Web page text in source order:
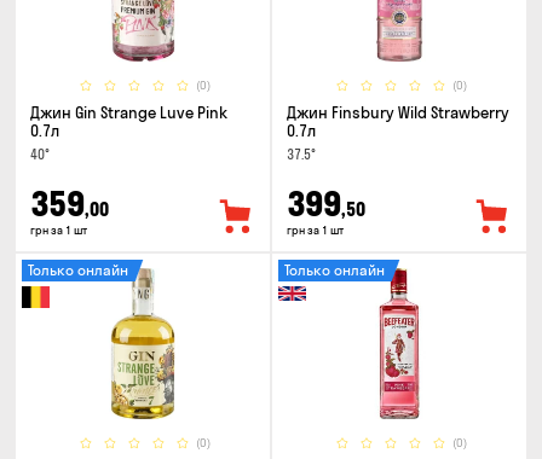
(0)
Джин Gin Strange Luve Pink
0.7л
40°
359,00
грн за 1 шт
(0)
Джин Finsbury Wild Strawberry
0.7л
37.5°
399,50
грн за 1 шт
(0)
Только онлайн
(0)
Только онлайн